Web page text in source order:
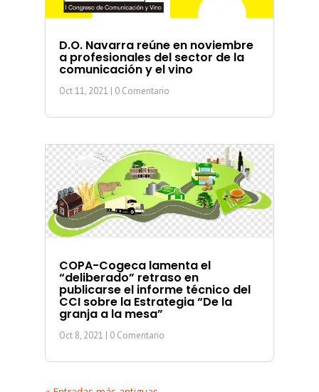
D.O. Navarra reúne en noviembre
a profesionales del sector de la
comunicación y el vino
Oct 11, 2021 | 0 Comentario
COPA-Cogeca lamenta el
“deliberado” retraso en
publicarse el informe técnico del
CCI sobre la Estrategia “De la
granja a la mesa”
Oct 8, 2021 | 0 Comentario